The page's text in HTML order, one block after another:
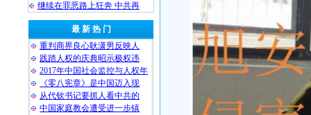
继续在罪恶路上狂奔 中共再
最 新 热 门
重判商界良心耿潇男反映人
践踏人权的庆典昭示极权违
2017年中国社会监控与人权年
《零八宪章》是中国迈入现
从代钦书记要抓人看中共的
中国家庭教会遭受进一步镇